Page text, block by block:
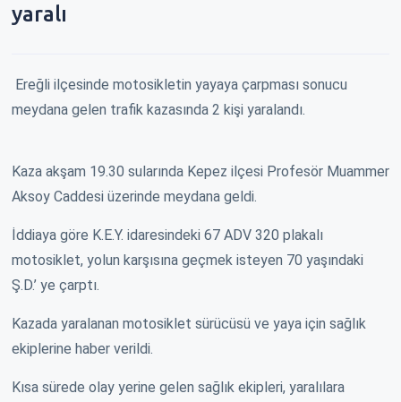
yaralı
Ereğli ilçesinde motosikletin yayaya çarpması sonucu
meydana gelen trafik kazasında 2 kişi yaralandı.
Kaza akşam 19.30 sularında Kepez ilçesi Profesör Muammer
Aksoy Caddesi üzerinde meydana geldi.
İddiaya göre K.E.Y. idaresindeki 67 ADV 320 plakalı
motosiklet, yolun karşısına geçmek isteyen 70 yaşındaki
Ş.D.’ ye çarptı.
Kazada yaralanan motosiklet sürücüsü ve yaya için sağlık
ekiplerine haber verildi.
Kısa sürede olay yerine gelen sağlık ekipleri, yaralılara